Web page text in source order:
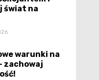
świat na
warunki na
zachowaj